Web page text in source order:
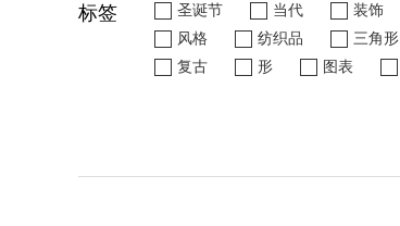
标签 圣诞节 当代 装饰
风格
纺织品 三角形
复古
形 图表